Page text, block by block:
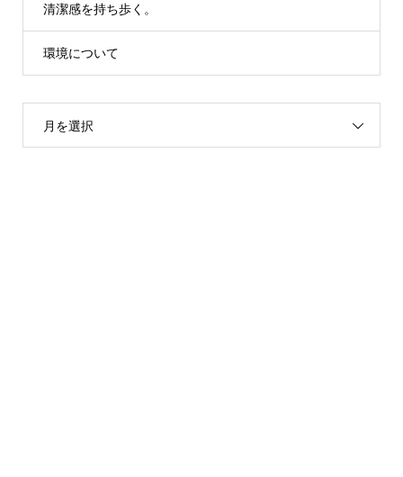
清潔感を持ち歩く。
環境について
月を選択